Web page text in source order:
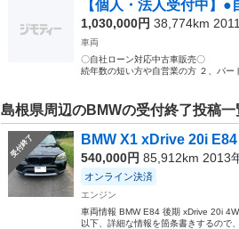
【個人・法人受付中】
1,030,000円 38,774km
車両
〇自社ローン対応中
続年数の短い方や自営業の方 ２、パー
島根県周辺のBMWの受付終了投稿一
受付終了 BMW X1 xDrive 20i E84
540,000円 85,912km 2013
オンライン決済
エンジン
車両情報 BMW E84 後期 xDrive 20i
以下、詳細な情報を箇条書きするので